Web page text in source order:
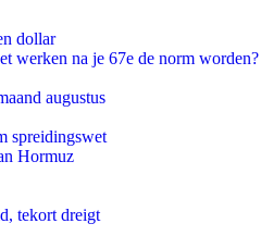
dollar
werken na je 67e de norm worden?
augustus
spreidingswet
Hormuz
tekort dreigt